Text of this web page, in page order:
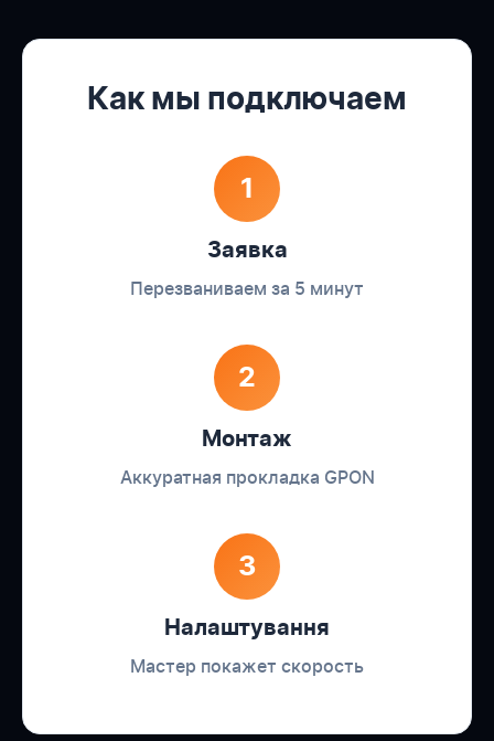
Как мы подключаем
1
Заявка
Перезваниваем за 5 минут
2
Монтаж
Аккуратная прокладка GPON
3
Налаштування
Мастер покажет скорость